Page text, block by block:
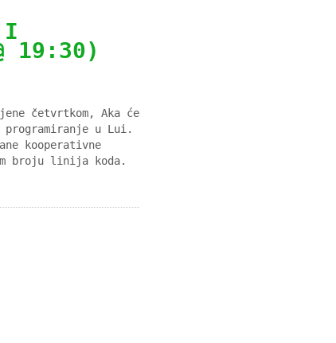
I
19:30)
četvrtkom, Aka će
u Lui.
kooperativne
broju linija koda.